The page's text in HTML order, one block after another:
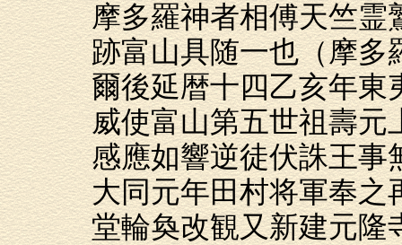
摩多羅神者相傅天竺霊
跡富山具随一也（摩多
爾後延暦十四乙亥年
威使富山第五世祖壽元
感應如響逆徒伏誅王事
大同元年田村将軍奉之
堂輪奐改観又新建元隆